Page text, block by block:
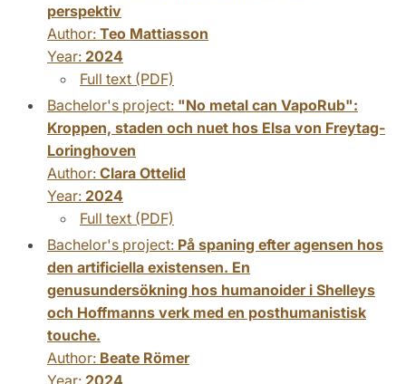
perspektiv
Author: Teo Mattiasson
Year: 2024
Full text (PDF)
Bachelor's project: "No metal can VapoRub":
Kroppen, staden och nuet hos Elsa von Freytag-
Loringhoven
Author: Clara Ottelid
Year: 2024
Full text (PDF)
Bachelor's project: På spaning efter agensen hos
den artificiella existensen. En
genusundersökning hos humanoider i Shelleys
och Hoffmanns verk med en posthumanistisk
touche.
Author: Beate Römer
Year: 2024